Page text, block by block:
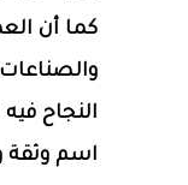
كما أن
النجاح
اسم وثقة